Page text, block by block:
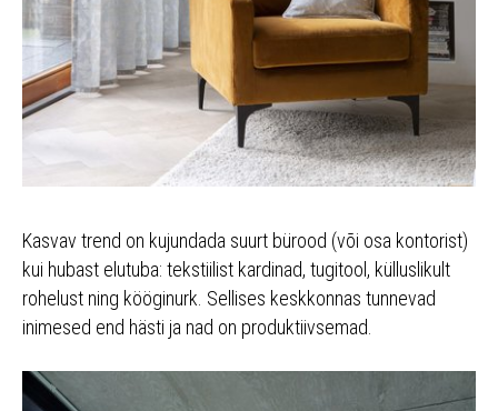
Kasvav trend on kujundada suurt bürood (või osa kontorist)
kui hubast elutuba: tekstiilist kardinad, tugitool, külluslikult
rohelust ning kööginurk. Sellises keskkonnas tunnevad
inimesed end hästi ja nad on produktiivsemad.